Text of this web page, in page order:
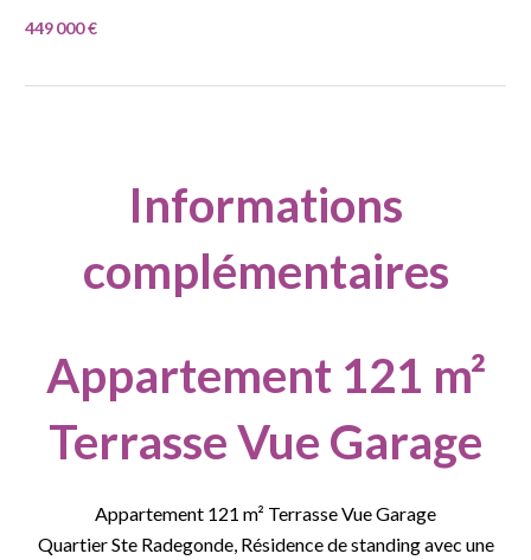
449 000 €
Informations
complémentaires
Appartement 121 m²
Terrasse Vue Garage
Appartement 121 m² Terrasse Vue Garage
Quartier Ste Radegonde, Résidence de standing avec une